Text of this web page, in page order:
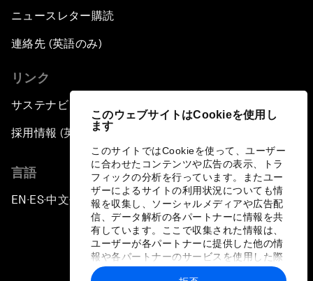
このウェブサイトはCookieを使用し
ます
このサイトではCookieを使って、ユーザー
に合わせたコンテンツや広告の表示、トラ
フィックの分析を行っています。またユー
ザーによるサイトの利用状況についても情
報を収集し、ソーシャルメディアや広告配
信、データ解析の各パートナーに情報を共
有しています。ここで収集された情報は、
ユーザーが各パートナーに提供した他の情
報や各パートナーのサービスを使用した際
に収集された情報と組み合わされ、各パー
ニュースレター購読
連絡先 (英語のみ)
リンク
サステナビリティへの取り組み
採用情報 (英語のみ)
言語
EN ▪ ES▪中文▪ 日本語